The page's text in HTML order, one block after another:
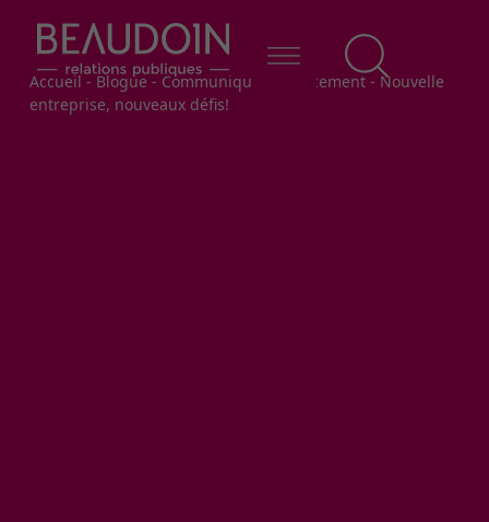
Fil d'Ariane
Accueil-Blogue-Communiquer efficacement- Nouvelle
entreprise, nouveaux défis!